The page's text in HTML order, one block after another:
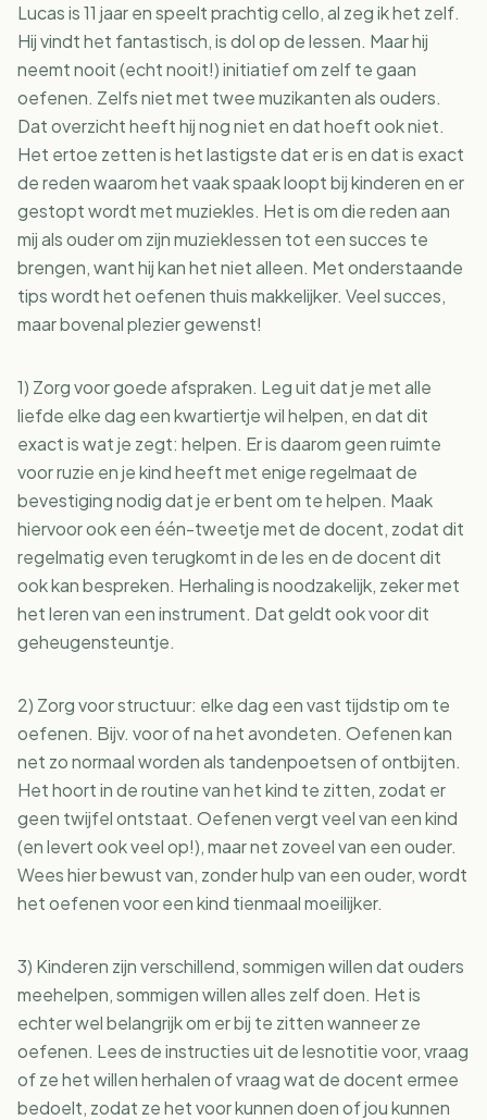
Lucas is 11 jaar en speelt prachtig cello, al zeg ik het zelf.
Hij vindt het fantastisch, is dol op de lessen. Maar hij
neemt nooit (echt nooit!) initiatief om zelf te gaan
oefenen. Zelfs niet met twee muzikanten als ouders.
Dat overzicht heeft hij nog niet en dat hoeft ook niet.
Het ertoe zetten is het lastigste dat er is en dat is exact
de reden waarom het vaak spaak loopt bij kinderen en er
gestopt wordt met muziekles. Het is om die reden aan
mij als ouder om zijn muzieklessen tot een succes te
brengen, want hij kan het niet alleen. Met onderstaande
tips wordt het oefenen thuis makkelijker. Veel succes,
maar bovenal plezier gewenst!
1) Zorg voor goede afspraken. Leg uit dat je met alle
liefde elke dag een kwartiertje wil helpen, en dat dit
exact is wat je zegt: helpen. Er is daarom geen ruimte
voor ruzie en je kind heeft met enige regelmaat de
bevestiging nodig dat je er bent om te helpen. Maak
hiervoor ook een één-tweetje met de docent, zodat dit
regelmatig even terugkomt in de les en de docent dit
ook kan bespreken. Herhaling is noodzakelijk, zeker met
het leren van een instrument. Dat geldt ook voor dit
geheugensteuntje.
2) Zorg voor structuur: elke dag een vast tijdstip om te
oefenen. Bijv. voor of na het avondeten. Oefenen kan
net zo normaal worden als tandenpoetsen of ontbijten.
Het hoort in de routine van het kind te zitten, zodat er
geen twijfel ontstaat. Oefenen vergt veel van een kind
(en levert ook veel op!), maar net zoveel van een ouder.
Wees hier bewust van, zonder hulp van een ouder, wordt
het oefenen voor een kind tienmaal moeilijker.
3) Kinderen zijn verschillend, sommigen willen dat ouders
meehelpen, sommigen willen alles zelf doen. Het is
echter wel belangrijk om er bij te zitten wanneer ze
oefenen. Lees de instructies uit de lesnotitie voor, vraag
of ze het willen herhalen of vraag wat de docent ermee
bedoelt, zodat ze het voor kunnen doen of jou kunnen